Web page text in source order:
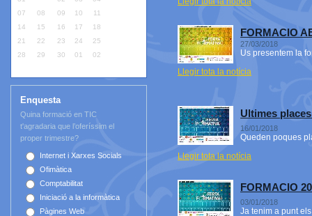
07
08 09 10 11
14
15 16 17 18
21
22 23 24 25
28
29 30 01 02
Enquesta
Quina formació en TIC
t'agradaria que l’oferíssim el
proper trimestre?
Internet i Xarxes Socials
Ofimàtica
Comptabilitat
Iniciació a la informàtica
Pàgines Web
FORMACIO
27/03/2018
Us presentem la
Llegir tota la notícia
Ultimes
16/01/2018
Queden poques
Llegir tota la notícia
FORMACIO
03/01/2018
Ja tenim a punt